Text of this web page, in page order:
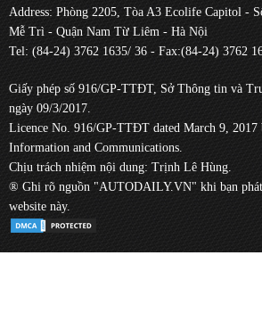
Address: Phòng 2205, Tòa A3 Ecolife Capitol -
Mễ Trì - Quận Nam Từ Liêm - Hà Nội
Tel: (84-24) 3762 1635/ 36 - Fax:(84-24) 3762
Giấy phép số 916/GP-TTĐT, Sở Thông tin và
ngày 09/3/2017.
Licence No. 916/GP-TTĐT dated March 9,
Information and Communications.
Chịu trách nhiệm nội dung: Trịnh Lê Hùng.
® Ghi rõ nguồn "AUTODAILY.VN" khi bạn
website này.